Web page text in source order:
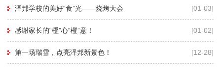
泽邦学校的美好“食”光——烧烤大会 [01-03]
感谢家长的“橙”心“橙”意！ [01-02]
第一场瑞雪，点亮泽邦新景色！ [12-28]